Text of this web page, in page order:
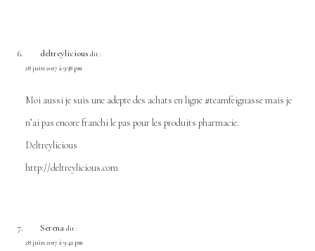
deltreylicious dit :
28 juin 2017 à 9:38 pm
Moi aussi je suis une adepte des achats en ligne #teamfeignasse mais je
n’ai pas encore franchi le pas pour les produits pharmacie.
Deltreylicious
http://deltreylicious.com
Serena dit :
28 juin 2017 à 9:41 pm